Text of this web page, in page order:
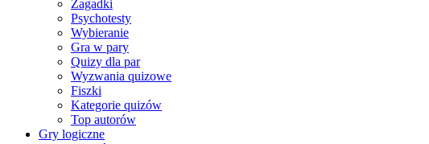
Zagadki
Psychotesty
Wybieranie
Gra w pary
Quizy dla par
Wyzwania quizowe
Fiszki
Kategorie quizów
Top autorów
Gry logiczne